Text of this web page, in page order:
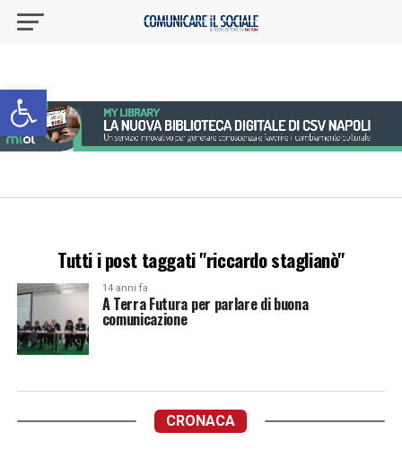
Apri la barra degli strumenti
Tutti i post taggati "riccardo staglianò"
14 anni fa
A Terra Futura per parlare di buona
comunicazione
CRONACA